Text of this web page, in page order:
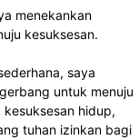
menekankan
kesuksesan.
saya
untuk menuju
hidup,
tuhan izinkan bagi